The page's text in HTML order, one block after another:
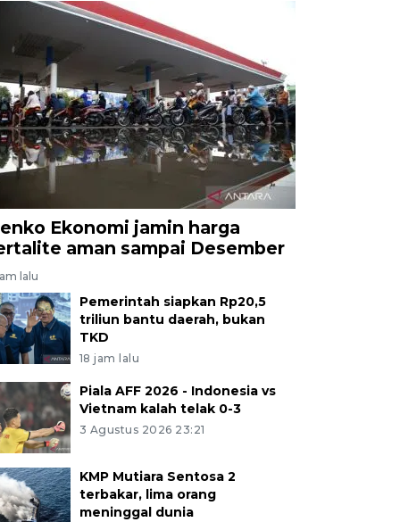
Ekonomi jamin harga
aman sampai Desember
lalu
Pemerintah siapkan Rp20,5
triliun bantu daerah, bukan
TKD
18 jam lalu
Piala AFF 2026 - Indonesia vs
Vietnam kalah telak 0-3
3 Agustus 2026 23:21
KMP Mutiara Sentosa 2
terbakar, lima orang
meninggal dunia